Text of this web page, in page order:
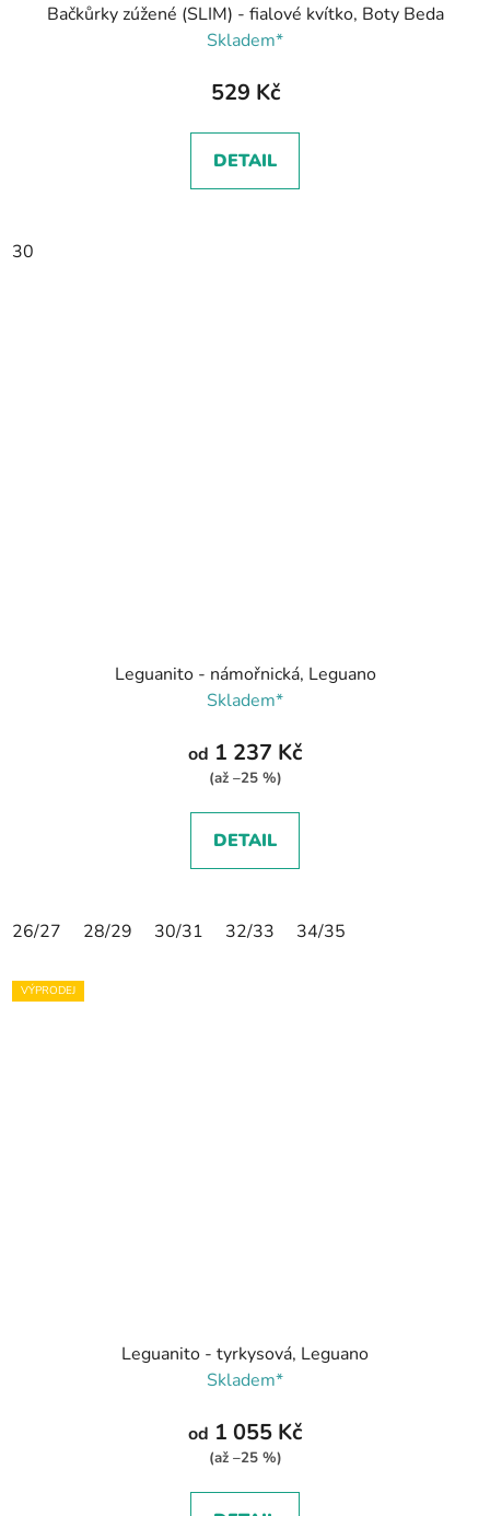
Bačkůrky zúžené (SLIM) - fialové kvítko, Boty Beda
Skladem*
529 Kč
DETAIL
30
Leguanito - námořnická, Leguano
Skladem*
od 1 237 Kč
(až –25 %)
DETAIL
26/27 28/29 30/31 32/33 34/35
VÝPRODEJ
Leguanito - tyrkysová, Leguano
Skladem*
od 1 055 Kč
(až –25 %)